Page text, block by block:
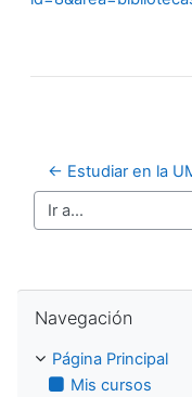
← Estudiar en la
Ir a...
Navegación
Página Principal
Mis cursos